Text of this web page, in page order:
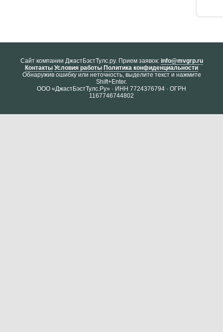
Cайт компании ДжастБэстТулс.ру. Прием заявок: info@mvgrp.ru
Контакты Условия работы Политика конфиденциальности
Обнаружив ошибку или неточность, выделите текст и нажмите
Shift+Enter.
ООО «ДжастБэстТулс.Ру» · ИНН 7724376794 · ОГРН
1167746744802